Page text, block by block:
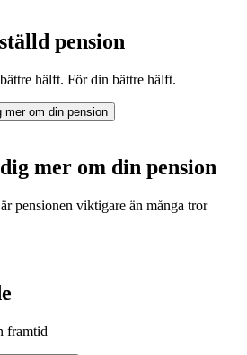
pension
hälft. För din bättre hälft.
mer om din pension
mer om din pension
pensionen viktigare än många tror
framtid